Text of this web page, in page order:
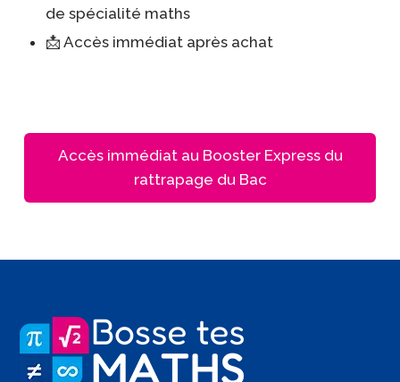
de spécialité maths
📩 Accès immédiat après achat
Accès immédiat au Booster Express du
rattrapage du Bac